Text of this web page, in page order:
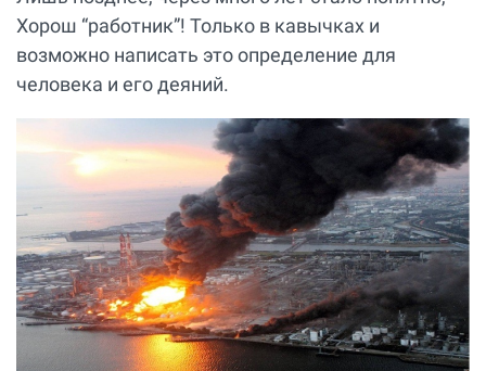
Хорош “работник”! Только в кавычках и
возможно написать это определение для
человека и его деяний.